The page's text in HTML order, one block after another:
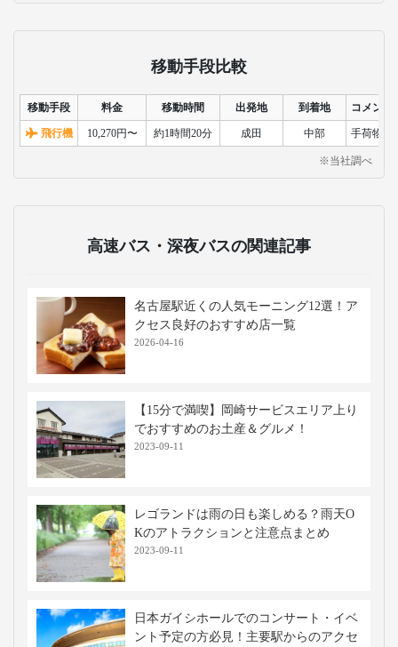
移動手段比較
移動手段 料金 移動時間 出発地 到着地 コメント
飛行機 10,270円〜 約1時間20分 成田 中部 手荷物検
※当社調べ
高速バス・深夜バスの関連記事
名古屋駅近くの人気モーニング12選！ア
クセス良好のおすすめ店一覧
2026-04-16
【15分で満喫】岡崎サービスエリア上り
でおすすめのお土産＆グルメ！
2023-09-11
レゴランドは雨の日も楽しめる？雨天O
Kのアトラクションと注意点まとめ
2023-09-11
日本ガイシホールでのコンサート・イベ
ント予定の方必見！主要駅からのアクセ